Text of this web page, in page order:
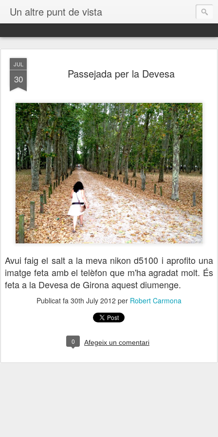
Un altre punt de vista
JUL
30 Passejada per la Devesa
Avui faig el salt a la meva nikon d5100 i aprofito una
imatge feta amb el telèfon que m'ha agradat molt. És
feta a la Devesa de Girona aquest diumenge.
Publicat fa 30th July 2012 per Robert Carmona
0 Afegeix un comentari